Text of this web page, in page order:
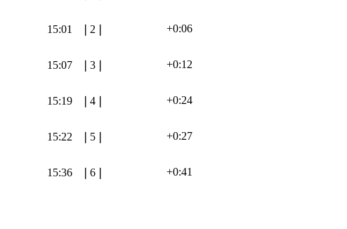
15:01 2 +0:06
15:07 3 +0:12
15:19 4 +0:24
15:22 5 +0:27
15:36 6 +0:41